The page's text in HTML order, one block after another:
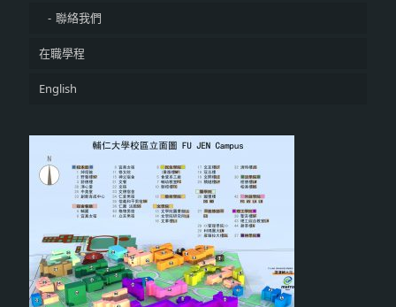
聯絡我們
在職學程
English